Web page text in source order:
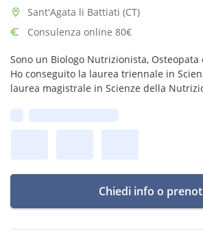
Sant'Agata li Battiati (CT)
Consulenza online 80€
Sono un Biologo Nutrizionista, Osteopata
Ho conseguito la laurea triennale in
laurea magistrale in Scienze della
Chiedi info o